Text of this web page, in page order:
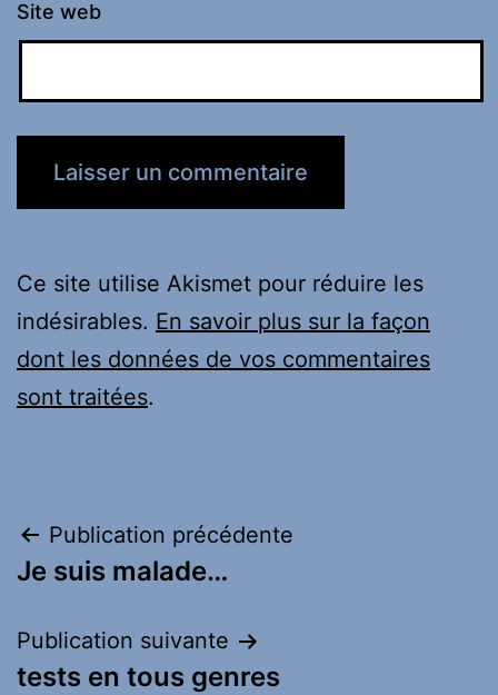
Site web
Ce site utilise Akismet pour réduire les
indésirables. En savoir plus sur la façon
dont les données de vos commentaires
sont traitées.
Navigation
de
l’article
Publication précédente
Je suis malade…
Publication suivante
tests en tous genres